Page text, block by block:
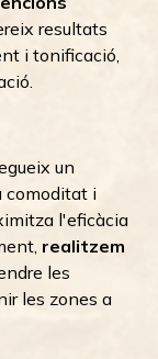
resultats
i tonificació,
un
comoditat i
l'eficàcia
realitzem
les
les zones a